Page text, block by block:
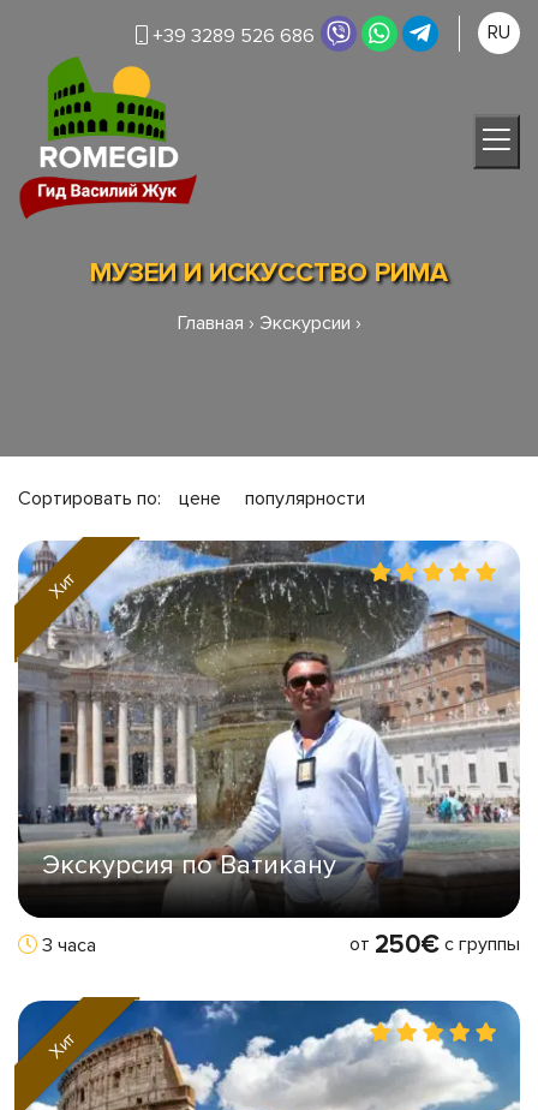
+39 3289 526 686 RU
МУЗЕИ И ИСКУССТВО РИМА
Главная › Экскурсии ›
Сортировать по: цене популярности
Хит
Экскурсия по Ватикану
3 часа от 250€с группы
Хит